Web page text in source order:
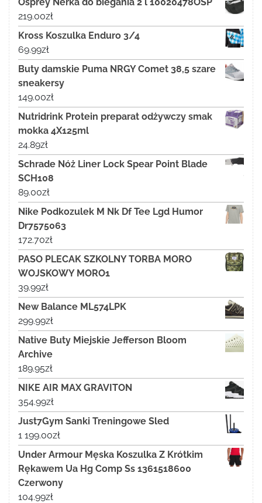
219.00zł
Kross Koszulka Enduro 3/4
69.99zł
Buty damskie Puma NRGY Comet 38,5 szare
sneakersy
149.00zł
Nutridrink Protein preparat odżywczy smak
mokka 4X125ml
24.89zł
Schrade Nóż Liner Lock Spear Point Blade
SCH108
89.00zł
Nike Podkozulek M Nk Df Tee Lgd Humor
Dr7575063
172.70zł
PASO PLECAK SZKOLNY TORBA MORO
WOJSKOWY MORO1
39.99zł
New Balance ML574LPK
299.99zł
Native Buty Miejskie Jefferson Bloom
Archive
189.95zł
NIKE AIR MAX GRAVITON
354.99zł
Just7Gym Sanki Treningowe Sled
1 199.00zł
Under Armour Męska Koszulka Z Krótkim
Rękawem Ua Hg Comp Ss 1361518600
Czerwony
104.99zł